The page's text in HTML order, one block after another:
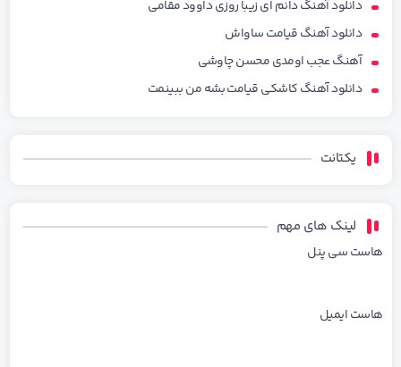
دانلود آهنگ دانم ای زیبا روزی داوود مقامی
دانلود آهنگ قیامت ساواش
آهنگ عجب اومدی محسن چاوشی
دانلود آهنگ کاشکی قیامت بشه من ببینمت
یکتانت
لینک های مهم
هاست سی پنل
هاست ایمیل